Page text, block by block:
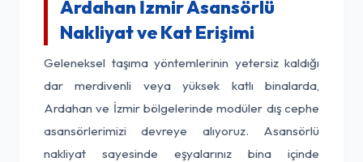
Ardahan İzmir Asansörlü
Nakliyat ve Kat Erişimi
Geleneksel taşıma yöntemlerinin yetersiz kaldığı
dar merdivenli veya yüksek katlı binalarda,
Ardahan ve İzmir bölgelerinde modüler dış cephe
asansörlerimizi devreye alıyoruz. Asansörlü
nakliyat sayesinde eşyalarınız bina içinde